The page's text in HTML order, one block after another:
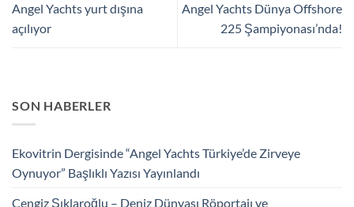
Angel Yachts yurt dışına
açılıyor
Angel Yachts Dünya Offshore
225 Şampiyonası’nda!
SON HABERLER
Ekovitrin Dergisinde “Angel Yachts Türkiye’de Zirveye
Oynuyor” Başlıklı Yazısı Yayınlandı
Cengiz Şıklaroğlu – Deniz Dünyası Röportajı ve